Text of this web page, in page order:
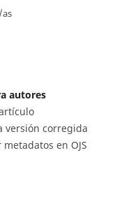
autores
versión corregida
en OJS